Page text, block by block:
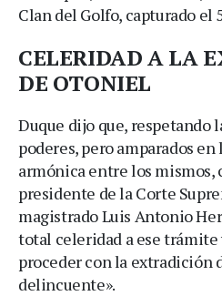
Clan del Golfo, capturado el
CELERIDAD A LA
DE OTONIEL
Duque dijo que, respetando
poderes, pero amparados
armónica entre los mismos,
presidente de la Corte
magistrado Luis Antonio
total celeridad a ese trámite
proceder con la extradición
delincuente».